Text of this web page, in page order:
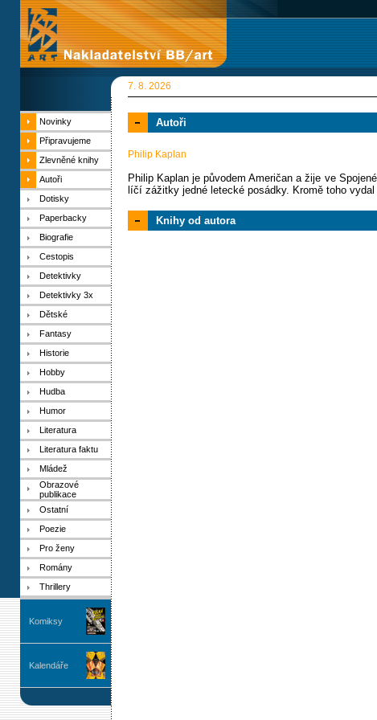
7. 8. 2026
Novinky
Připravujeme
Zlevněné knihy
Autoři
Dotisky
Paperbacky
Biografie
Cestopis
Detektivky
Detektivky 3x
Dětské
Fantasy
Historie
Hobby
Hudba
Humor
Literatura
Literatura faktu
Mládež
Obrazové
publikace
Ostatní
Poezie
Pro ženy
Romány
Thrillery
Komiksy
Kalendáře
Autoři
Philip Kaplan
Philip Kaplan je původem Američan a žije ve
líčí zážitky jedné letecké posádky. Kromě toho
Knihy od autora